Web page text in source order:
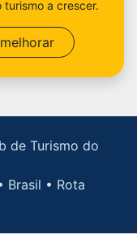
turismo a crescer.
de Turismo do
Brasil • Rota